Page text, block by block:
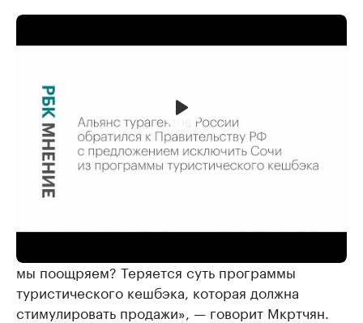
«У нас возник закономерный вопрос, почему те
мы поощряем? Теряется суть программы
туристического кешбэка, которая должна
стимулировать продажи», — говорит Мкртчян.